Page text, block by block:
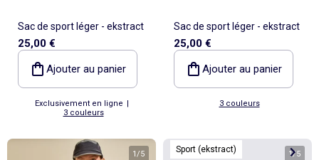
Sac de sport léger - ekstract
25,00 €
Ajouter au panier
Exclusivement en ligne |
3 couleurs
Sac de sport léger - ekstract
25,00 €
Ajouter au panier
3 couleurs
1/5 Sport (ekstract) 1/5